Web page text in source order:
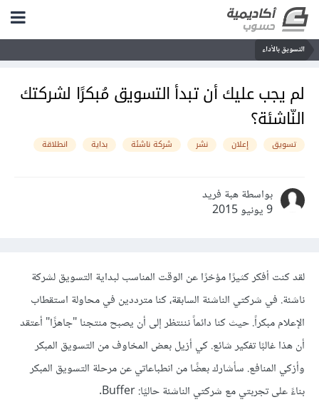
التسويق بالأداء
لم يجب عليك أن تبدأ التسويق مُبكرًا لشركتك
النّاشئة؟
تسويق إعلان نشر شركة ناشئة بداية انطلاقة
بواسطة هبة فريد
9 يونيو 2015
لقد كنت أفكر كثيرًا مؤخرًا عن الوقت المناسب لبداية التسويق لشركة
ناشئة. في شركتي الناشئة السابقة، كنا مترددين في محاولة استقطاب
الإعلام مبكراً. حيث كنا دائماً نننتظر إلى أن يصبح منتجنا "جاهزًا" أعتقد
أن هذا غالبًا تفكير شائع. كي أزيل بعض المخاوف من التسويق المبكر
وأزكي المنافع. سأشارك بعضًا من انطباعاتي عن مرحلة التسويق المبكر
بناءً على تجربتي مع شركتي الناشئة حاليًا: Buffer.